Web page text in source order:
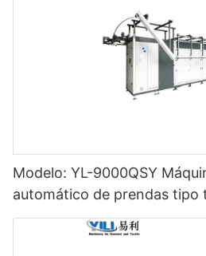
Modelo: YL-9000QSY
automático de prendas tipo